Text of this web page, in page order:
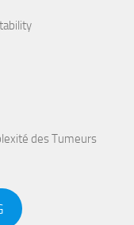
des Tumeurs